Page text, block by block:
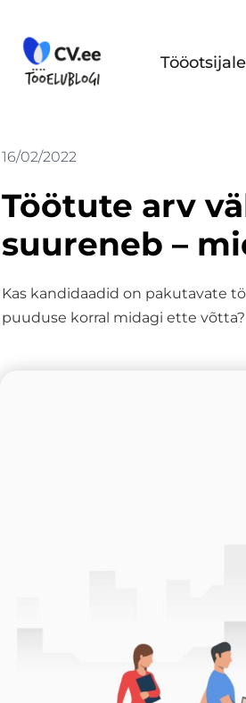
content
Tööotsijale
16/02/2022
Töötute arv
suureneb –
Kas kandidaadid on pakutavate
puuduse korral midagi ette võtta?